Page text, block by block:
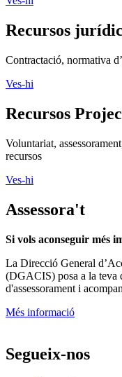
Recursos
Contractació, normativa
Ves-hi
Recursos
Voluntariat,
recursos
Ves-hi
Assessora't
Si vols aconseguir més
La Direcció General
(DGACIS) posa a la teva
d'assessorament i
Més informació
Segueix-nos